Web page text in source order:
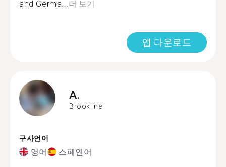
and Germa...더 보기
앱 다운로드
A.
Brookline
구사언어
영어 스페인어